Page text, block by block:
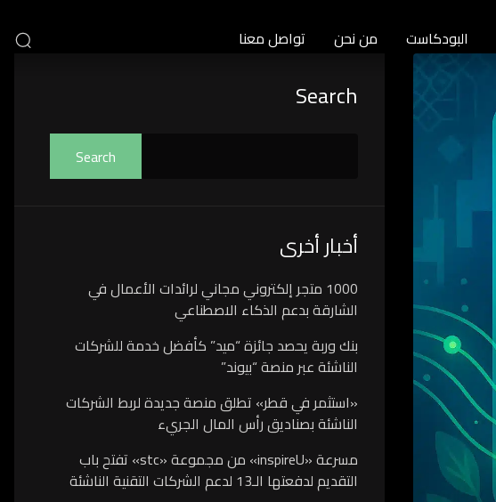
البودكاست من نحن تواصل معنا
Asides
Search
Search
أخبار أخرى
1000 متجر إلكتروني مجاني لرائدات الأعمال في
الشارقة بدعم الذكاء الاصطناعي
بنك وربة يحصد جائزة “ميد” كأفضل خدمة للشركات
الناشئة عبر منصة “بيوند”
«استثمر في قطر» تطلق منصة جديدة لربط الشركات
الناشئة بصناديق رأس المال الجريء
مسرعة «inspireU» من مجموعة «stc» تفتح باب
التقديم لدفعتها الـ13 لدعم الشركات التقنية الناشئة